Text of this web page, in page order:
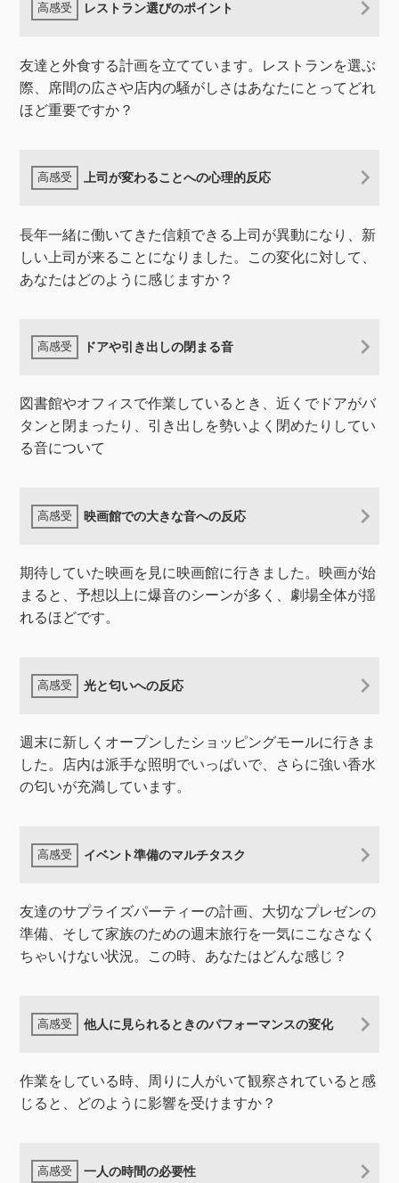
レストラン選びのポイント
友達と外食する計画を立てています。レストランを選ぶ
際、席間の広さや店内の騒がしさはあなたにとってどれ
ほど重要ですか？
上司が変わることへの心理的反応
長年一緒に働いてきた信頼できる上司が異動になり、新
しい上司が来ることになりました。この変化に対して、
あなたはどのように感じますか？
ドアや引き出しの閉まる音
図書館やオフィスで作業しているとき、近くでドアがバ
タンと閉まったり、引き出しを勢いよく閉めたりしてい
る音について
映画館での大きな音への反応
期待していた映画を見に映画館に行きました。映画が始
まると、予想以上に爆音のシーンが多く、劇場全体が揺
れるほどです。
光と匂いへの反応
週末に新しくオープンしたショッピングモールに行きま
した。店内は派手な照明でいっぱいで、さらに強い香水
の匂いが充満しています。
イベント準備のマルチタスク
友達のサプライズパーティーの計画、大切なプレゼンの
準備、そして家族のための週末旅行を一気にこなさなく
ちゃいけない状況。この時、あなたはどんな感じ？
他人に見られるときのパフォーマンスの変化
作業をしている時、周りに人がいて観察されていると感
じると、どのように影響を受けますか？
一人の時間の必要性